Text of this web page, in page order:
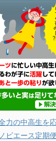
力の中高生を
ビエース定期便